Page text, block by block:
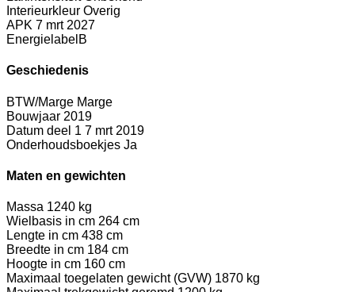
Interieurkleur Overig
APK 7 mrt 2027
Energielabel B
Geschiedenis
BTW/Marge Marge
Bouwjaar 2019
Datum deel 1 7 mrt 2019
Onderhoudsboekjes Ja
Maten en gewichten
Massa 1240 kg
Wielbasis in cm 264 cm
Lengte in cm 438 cm
Breedte in cm 184 cm
Hoogte in cm 160 cm
Maximaal toegelaten gewicht (GVW) 1870 kg